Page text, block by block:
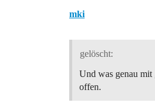
mki
gelöscht:
Und was genau mit
offen.